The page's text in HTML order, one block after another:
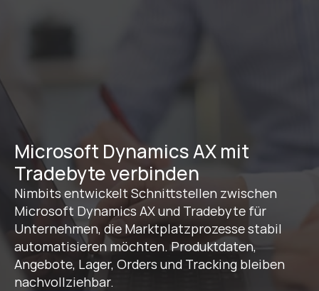
Microsoft Dynamics AX mit
Tradebyte verbinden
Nimbits entwickelt Schnittstellen zwischen
Microsoft Dynamics AX und Tradebyte für
Unternehmen, die Marktplatzprozesse stabil
automatisieren möchten. Produktdaten,
Angebote, Lager, Orders und Tracking bleiben
nachvollziehbar.